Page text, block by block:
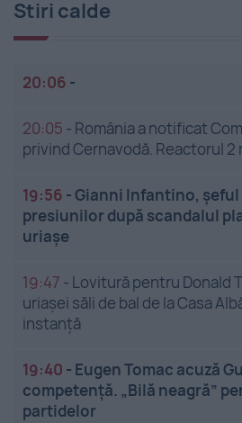
Stiri calde
20:06 -
20:05 - România a notificat
privind Cernavodă. Reactorul 2
19:56 -Gianni Infantino, șeful
presiunilor după scandalul
uriașe
19:47 - Lovitură pentru Donald
uriașei săli de bal de la Casa
instanță
19:40 - Eugen Tomac acuză
competență. „Bilă neagră”
partidelor